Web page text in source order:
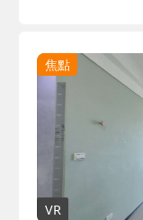
焦點
VR